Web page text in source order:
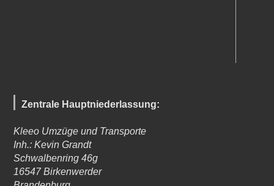
Zentrale Hauptniederlassung:
Kleeo Umzüge und Transporte
Inh.: Kevin Grandt
Schwalbenring 46g
16547 Birkenwerder